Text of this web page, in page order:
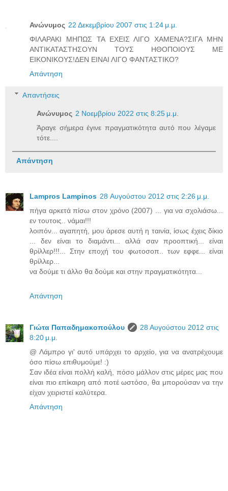
Ανώνυμος 22 Δεκεμβρίου 2007 στις 1:24 μ.μ.
ΦΙΛΑΡΑΚΙ ΜΗΠΩΣ ΤΑ ΕΧΕΙΣ ΛΙΓΟ ΧΑΜΕΝΑ?ΣΙΓΑ ΜΗΝ
ΑΝΤΙΚΑΤΑΣΤΗΣΟΥΝ ΤΟΥΣ ΗΘΟΠΟΙΟΥΣ ΜΕ
ΕΙΚΟΝΙΚΟΥΣ!ΔΕΝ ΕΙΝΑΙ ΛΙΓΟ ΦΑΝΤΑΣΤΙΚΟ?
Απάντηση
Απαντήσεις
Ανώνυμος 2 Νοεμβρίου 2022 στις 8:25 μ.μ.
Άραγε σήμερα έγινε πραγματικότητα αυτό που λέγαμε
τότε....
Απάντηση
Lampros Lampinos 28 Αυγούστου 2012 στις 2:26 μ.μ.
πήγα αρκετά πίσω στον χρόνο (2007) ... για να σχολιάσω...
εν τουτοις.. νάμαι!!!
λοιπόν... αγαπητή, μου άρεσε αυτή η ταινία, ίσως έχεις δίκιο
... δεν είναι το διαμάντι... αλλά σαν προοπτική... είναι
θρίλλερ!!!... Στην εποχή του φωτοσοπ.. των εφφε... είναι
θρίλλερ...
να δούμε τι άλλο θα δούμε και στην πραγματικότητα...
Απάντηση
Γιώτα Παπαδημακοπούλου
28 Αυγούστου 2012 στις
8:20 μ.μ.
@ Λάμπρο γι' αυτό υπάρχει το αρχείο, για να ανατρέχουμε
όσο πίσω επιθυμούμε! :)
Σαν ιδέα είναι πολλή καλή, πόσο μάλλον στις μέρες μας που
είναι πιο επίκαιρη από ποτέ ωστόσο, θα μπορούσαν να την
είχαν χειριστεί καλύτερα.
Απάντηση